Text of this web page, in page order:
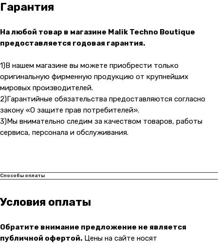
Гарантия
На любой товар в магазине Malik Techno Boutique
предоставляется годовая гарантия.
1)В нашем магазине вы можете приобрести только
оригинальную фирменную продукцию от крупнейших
мировых производителей.
2)Гарантийные обязательства предоставляются согласно
закону «О защите прав потребителей».
3)Мы внимательно следим за качеством товаров, работы
сервиса, персонала и обслуживания.
Способы оплаты
Условия оплаты
Обратите внимание предложение не является
публичной офертой. Цены на сайте носят
Клиентам
Гарантии
Оплата и доставка
Адрес магазина:
Карла Маркса 25, 1 этаж
Сб-Вс: 10:00 — 20:00
vk
Навигация
Каталог товаров
Для бизнеса
О компании
@ 2019-2026 imalik.ru |Политика конфиденциальности
Разработка: youx.agency